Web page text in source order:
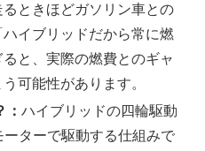
ときほどガソリン車との
イブリッドだから常に燃
と、実際の燃費とのギャ
可能性があります。
：ハイブリッドの四輪駆動
ーターで駆動する仕組みで